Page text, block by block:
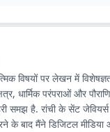
विषयों पर लेखन में
धार्मिक परंपराओं और
समझ है. रांची के सेंट
के बाद मैंने डिजिटल मीडिया